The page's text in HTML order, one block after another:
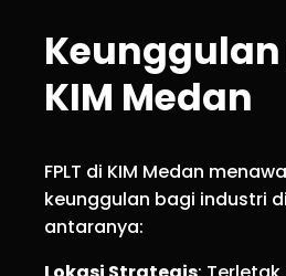
Keunggulan
KIM Medan
FPLT di KIM Medan
keunggulan bagi industri
antaranya: